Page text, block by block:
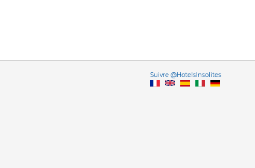
Suivre @HotelsInsolites